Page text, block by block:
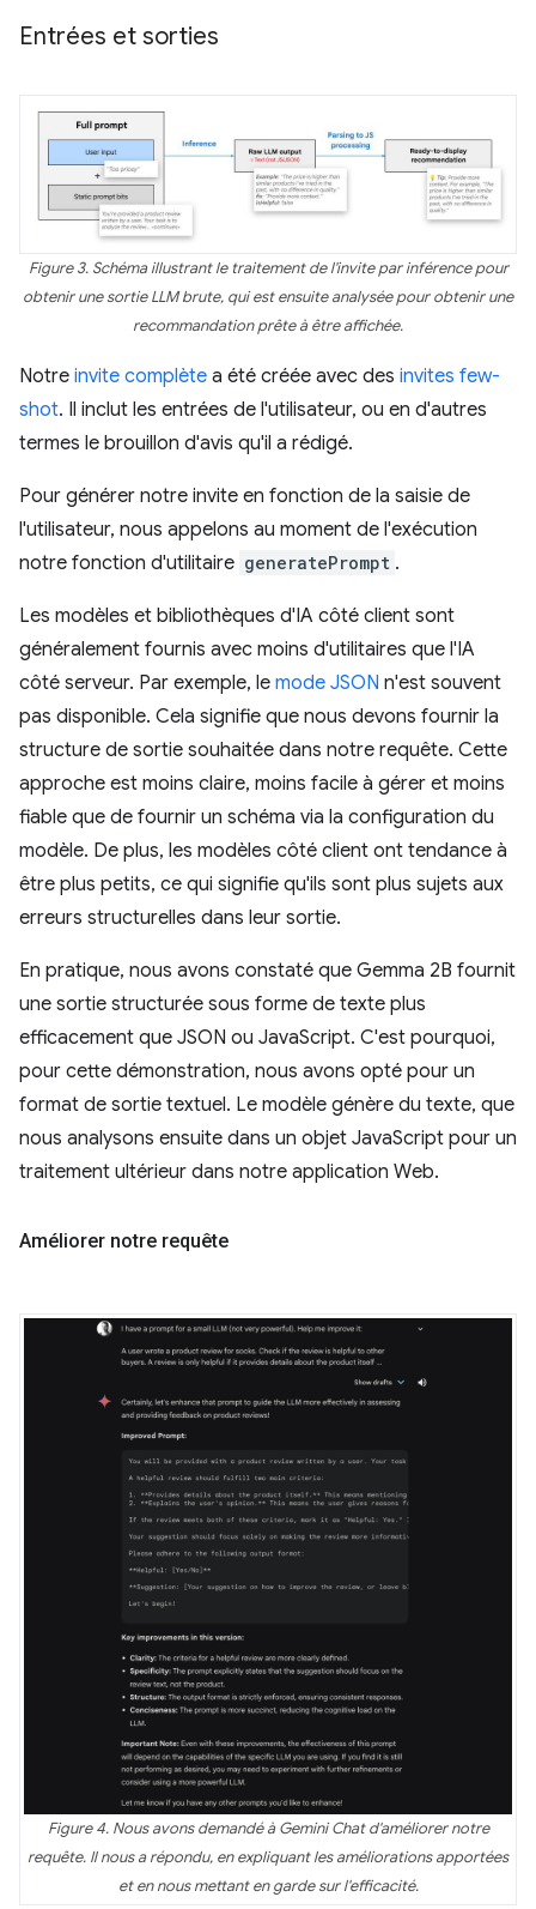
Entrées et sorties
Figure 3. Schéma illustrant le traitement de l'invite par inférence pour
obtenir une sortie LLM brute, qui est ensuite analysée pour obtenir une
recommandation prête à être affichée.
Notre invite complète a été créée avec des invites few-
shot. Il inclut les entrées de l'utilisateur, ou en d'autres
termes le brouillon d'avis qu'il a rédigé.
Pour générer notre invite en fonction de la saisie de
l'utilisateur, nous appelons au moment de l'exécution
notre fonction d'utilitaire generatePrompt .
Les modèles et bibliothèques d'IA côté client sont
généralement fournis avec moins d'utilitaires que l'IA
côté serveur. Par exemple, le mode JSON n'est souvent
pas disponible. Cela signifie que nous devons fournir la
structure de sortie souhaitée dans notre requête. Cette
approche est moins claire, moins facile à gérer et moins
fiable que de fournir un schéma via la configuration du
modèle. De plus, les modèles côté client ont tendance à
être plus petits, ce qui signifie qu'ils sont plus sujets aux
erreurs structurelles dans leur sortie.
En pratique, nous avons constaté que Gemma 2B fournit
une sortie structurée sous forme de texte plus
efficacement que JSON ou JavaScript. C'est pourquoi,
pour cette démonstration, nous avons opté pour un
format de sortie textuel. Le modèle génère du texte, que
nous analysons ensuite dans un objet JavaScript pour un
traitement ultérieur dans notre application Web.
Améliorer notre requête
Figure 4. Nous avons demandé à Gemini Chat d'améliorer notre
requête. Il nous a répondu, en expliquant les améliorations apportées
et en nous mettant en garde sur l'efficacité.